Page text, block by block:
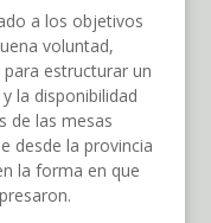
a los objetivos
voluntad,
estructurar un
la disponibilidad
de las mesas
desde la provincia
la forma en que